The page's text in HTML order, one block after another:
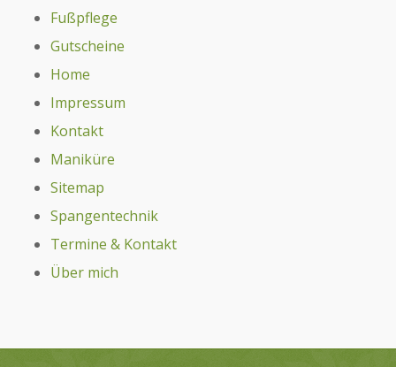
Fußpflege
Gutscheine
Home
Impressum
Kontakt
Maniküre
Sitemap
Spangentechnik
Termine & Kontakt
Über mich